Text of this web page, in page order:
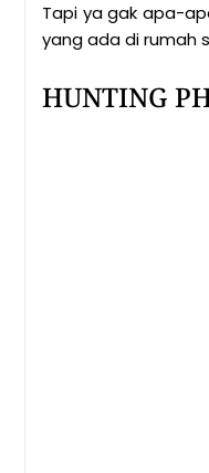
Tapi ya gak apa-
yang ada di rumah
HUNTING